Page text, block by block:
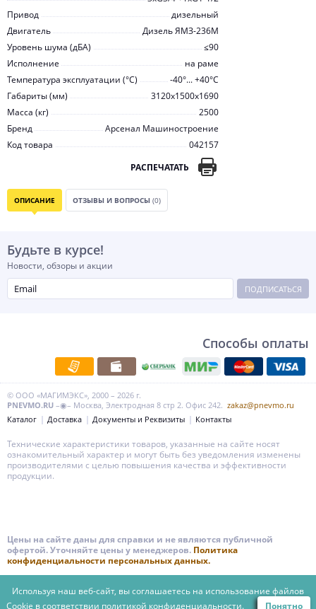
Привод
дизельный
Двигатель
Дизель ЯМЗ-236М
Уровень шума (дБА)
≤90
Исполнение
на раме
Температура эксплуатации (°С)
-40°... +40°С
Габариты (мм)
3120x1500x1690
Масса (кг)
2500
Бренд
Арсенал Машиностроение
Код товара
042157
РАСПЕЧАТАТЬ
ОПИСАНИЕ ОТЗЫВЫ И ВОПРОСЫ (0)
Будьте в курсе!
Новости, обзоры и акции
ПОДПИСАТЬСЯ
Способы оплаты
© ООО «МАГИМЭКС», 2000 – 2026 г.
PNEVMO.RU –◉– Москва, Электродная 8 стр 2. Офис 242. zakaz@pnevmo.ru
Каталог
Доставка Документы и Реквизиты Контакты
Технические характеристики товаров, указанные на сайте носят
ознакомительный характер и могут быть без уведомления изменены
производителями с целью повышения качества и эффективности
продукции.
Цены на сайте даны для справки и не являются публичной
офертой. Уточняйте цены у менеджеров. Политика
конфиденциальности персональных данных.
Используя наш веб-сайт, вы соглашаетесь на использование файлов
Cookie в соответствии политикой конфиденциальности. Понятно